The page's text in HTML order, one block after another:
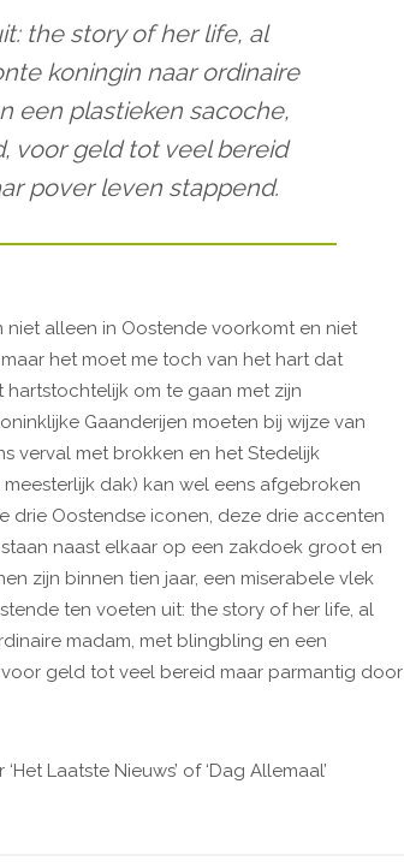
the story of her life, al
koningin naar ordinaire
een plastieken sacoche,
voor geld tot veel bereid
pover leven stappend.
alleen in Oostende voorkomt en niet
het moet me toch van het hart dat
om te gaan met zijn
Gaanderijen moeten bij wijze van
verval met brokken en het Stedelijk
dak) kan wel eens afgebroken
drie Oostendse iconen, deze drie accenten
naast elkaar op een zakdoek groot en
zijn binnen tien jaar, een miserabele vlek
ten voeten uit: the story of her life, al
madam, met blingbling en een
geld tot veel bereid maar parmantig door
Laatste Nieuws’ of ‘Dag Allemaal’